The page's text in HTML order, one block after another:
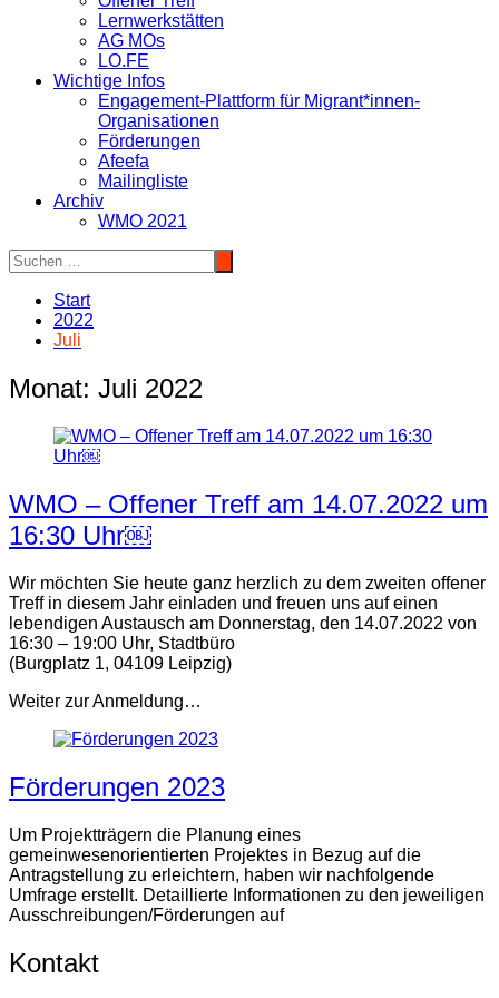
Lernwerkstätten
AG MOs
LO.FE
Wichtige Infos
Engagement-Plattform für Migrant*innen-
Organisationen
Förderungen
Afeefa
Mailingliste
Archiv
WMO 2021
Start
2022
Juli
Monat: Juli 2022
WMO – Offener Treff am 14.07.2022 um
16:30 Uhr￼
Wir möchten Sie heute ganz herzlich zu dem zweiten offener
Treff in diesem Jahr einladen und freuen uns auf einen
lebendigen Austausch am Donnerstag, den 14.07.2022 von
16:30 – 19:00 Uhr, Stadtbüro
(Burgplatz 1, 04109 Leipzig)
Weiter zur Anmeldung…
Förderungen 2023
Um Projektträgern die Planung eines
gemeinwesenorientierten Projektes in Bezug auf die
Antragstellung zu erleichtern, haben wir nachfolgende
Umfrage erstellt. Detaillierte Informationen zu den jeweiligen
Ausschreibungen/Förderungen auf
Kontakt